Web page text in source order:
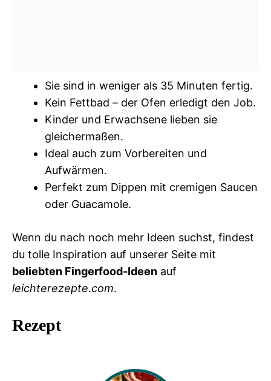
Sie sind in weniger als 35 Minuten fertig.
Kein Fettbad – der Ofen erledigt den Job.
Kinder und Erwachsene lieben sie
gleichermaßen.
Ideal auch zum Vorbereiten und
Aufwärmen.
Perfekt zum Dippen mit cremigen Saucen
oder Guacamole.
Wenn du nach noch mehr Ideen suchst, findest
du tolle Inspiration auf unserer Seite mit
beliebten Fingerfood-Ideen auf
leichterezepte.com.
Rezept